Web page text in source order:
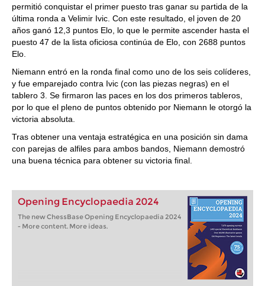
permitió conquistar el primer puesto tras ganar su partida de la
última ronda a Velimir Ivic. Con este resultado, el joven de 20
años ganó 12,3 puntos Elo, lo que le permite ascender hasta el
puesto 47 de la lista oficiosa continúa de Elo, con 2688 puntos
Elo.
Niemann entró en la ronda final como uno de los seis colíderes,
y fue emparejado contra Ivic (con las piezas negras) en el
tablero 3. Se firmaron las paces en los dos primeros tableros,
por lo que el pleno de puntos obtenido por Niemann le otorgó la
victoria absoluta.
Tras obtener una ventaja estratégica en una posición sin dama
con parejas de alfiles para ambos bandos, Niemann demostró
una buena técnica para obtener su victoria final.
Opening Encyclopaedia 2024
The new ChessBase Opening Encyclopaedia 2024
- More content. More ideas.